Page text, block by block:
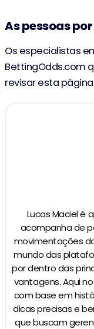
As pessoas
Os especialistas
BettingOdds.com
revisar esta
Lucas Maciel é
acompanha de
movimentações
mundo das
por dentro das
vantagens. Aqui
com base em
dicas precisas e
que buscam